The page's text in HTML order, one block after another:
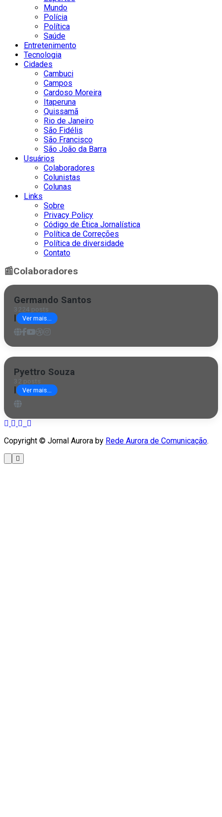
Mundo
Polícia
Política
Saúde
Entretenimento
Tecnologia
Cidades
Cambuci
Campos
Cardoso Moreira
Itaperuna
Quissamã
Rio de Janeiro
São Fidélis
São Francisco
São João da Barra
Usuários
Colaboradores
Colunistas
Colunas
Links
Sobre
Privacy Policy
Código de Ética Jornalística
Política de Correções
Política de diversidade
Contato
📰Colaboradores
Germando Santos
3224 posts
| Ver mais...
Pyettro Souza
32 posts
| Ver mais...
Copyright © Jornal Aurora by Rede Aurora de Comunicação.